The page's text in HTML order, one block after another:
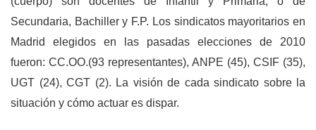
Secundaria, Bachiller y F.P. Los sindicatos mayoritarios en
Madrid elegidos en las pasadas elecciones de 2010
fueron: CC.OO.(93 representantes), ANPE (45), CSIF (35),
UGT (24), CGT (2). La visión de cada sindicato sobre la
situación y cómo actuar es dispar.